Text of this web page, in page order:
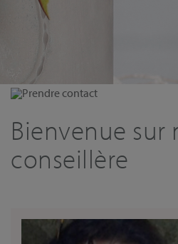
Prendre contact
Bienvenue sur
conseillère